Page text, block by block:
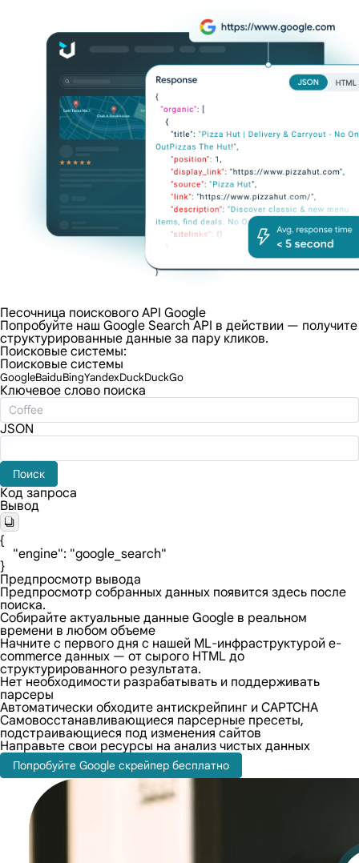
Песочница поискового API Google
Попробуйте наш Google Search API в действии — получите
структурированные данные за пару кликов.
Поисковые системы:
Поисковые системы
GoogleBaiduBingYandexDuckDuckGo
Ключевое слово поиска
JSON
Поиск
Код запроса
Вывод
{
    "engine": "google_search"
}
Предпросмотр вывода
Предпросмотр собранных данных появится здесь после
поиска.
Собирайте актуальные данные Google в реальном
времени в любом объеме
Начните с первого дня с нашей ML-инфраструктурой e-
commerce данных — от сырого HTML до
структурированного результата.
Нет необходимости разрабатывать и поддерживать
парсеры
Автоматически обходите антискрейпинг и CAPTCHA
Самовосстанавливающиеся парсерные пресеты,
подстраивающиеся под изменения сайтов
Направьте свои ресурсы на анализ чистых данных
Попробуйте Google скрейпер бесплатно